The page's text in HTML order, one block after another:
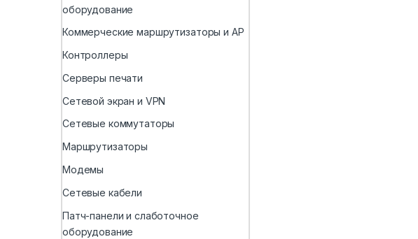
оборудование
Коммерческие маршрутизаторы и AP
Контроллеры
Серверы печати
Сетевой экран и VPN
Сетевые коммутаторы
Маршрутизаторы
Модемы
Сетевые кабели
Патч-панели и слаботочное
оборудование